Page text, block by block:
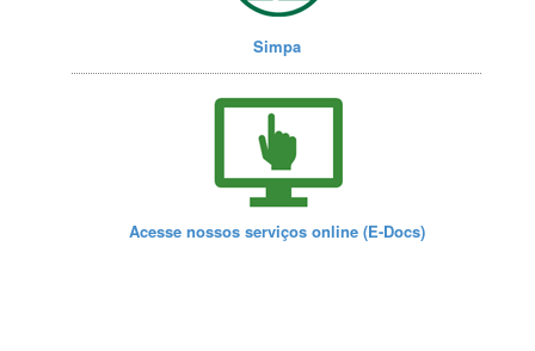
Simpa
Acesse nossos serviços online (E-Docs)